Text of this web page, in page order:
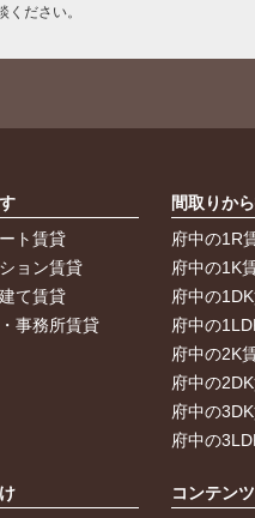
ださい。
ト賃貸
ョン賃貸
て賃貸
事務所賃貸
間取りか
府中の1R
府中の1K
府中の
府中の
府中の2K
府中の
府中の
府中の
コンテンツ